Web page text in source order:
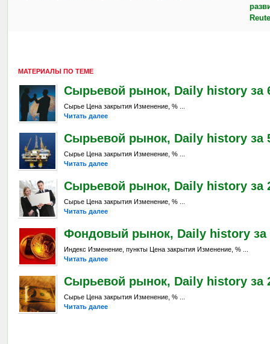
МАТЕРИАЛЫ ПО ТЕМЕ
Сырьевой рынок, Daily history за 6
Сырье Цена закрытия Изменение, % ...
Читать далее
Сырьевой рынок, Daily history за
Сырье Цена закрытия Изменение, % ...
Читать далее
Сырьевой рынок, Daily history за
Сырье Цена закрытия Изменение, % ...
Читать далее
Фондовый рынок, Daily history за
Индекс Изменение, пункты Цена закрытия Изменение, % ...
Читать далее
Сырьевой рынок, Daily history за
Сырье Цена закрытия Изменение, % ...
Читать далее